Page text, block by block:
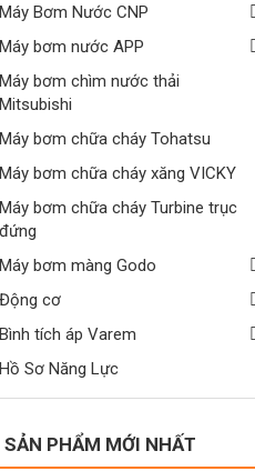
Máy Bơm Nước CNP
Máy bơm nước APP
Máy bơm chìm nước thải
Mitsubishi
Máy bơm chữa cháy Tohatsu
Máy bơm chữa cháy xăng VICKY
Máy bơm chữa cháy Turbine trục
đứng
Máy bơm màng Godo
Động cơ
Bình tích áp Varem
Hồ Sơ Năng Lực
SẢN PHẨM MỚI NHẤT